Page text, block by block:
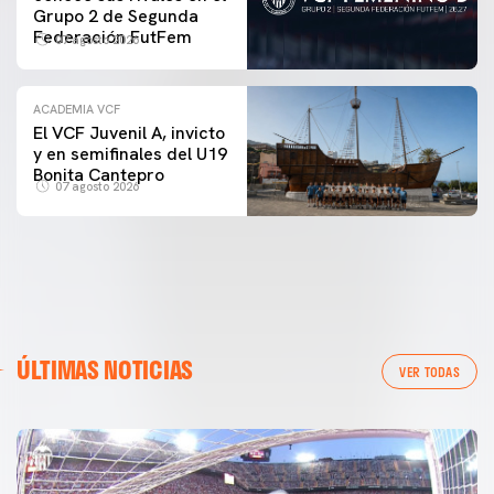
Grupo 2 de Segunda
Federación FutFem
07 agosto 2026
ACADEMIA VCF
El VCF Juvenil A, invicto
y en semifinales del U19
Bonita Cantepro
07 agosto 2026
ÚLTIMAS NOTICIAS VER TODAS